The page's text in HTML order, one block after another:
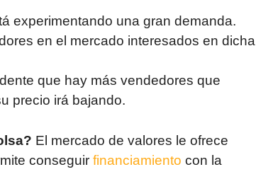
experimentando una gran demanda.
en el mercado interesados en dicha
que hay más vendedores que
precio irá bajando.
El mercado de valores le ofrece
conseguir financiamiento con la